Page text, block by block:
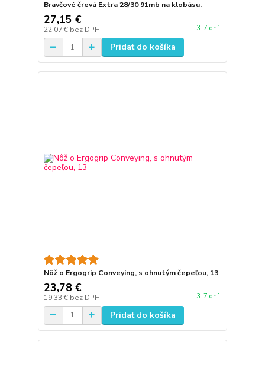
Bravčové črevá Extra 28/30 91mb na klobásu.
27,15 €
22,07 € bez DPH 3-7 dní
Pridať do košíka
Nôž o Ergogrip Conveying, s ohnutým čepeľou, 13
23,78 €
19,33 € bez DPH 3-7 dní
Pridať do košíka